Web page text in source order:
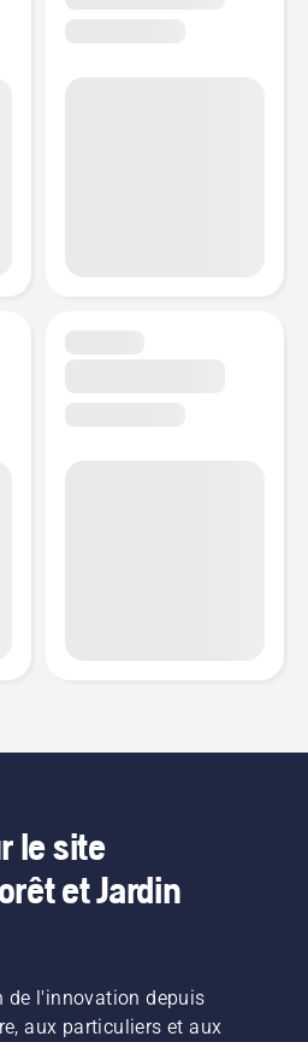
le site
et Jardin
de l'innovation depuis
aux particuliers et aux